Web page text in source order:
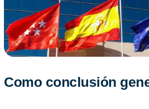
Como conclusión